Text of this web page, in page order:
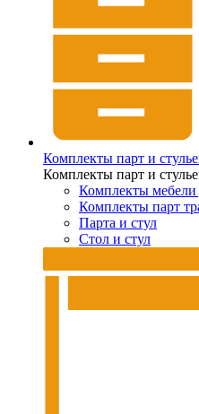
Комплекты парт и
Комплекты парт и
Комплекты мебели
Комплекты парт
Парта и стул
Стол и стул